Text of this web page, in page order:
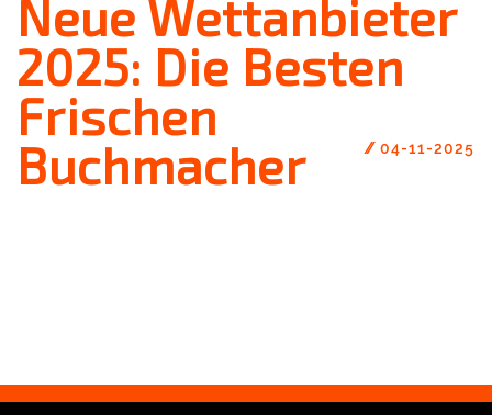
Neue Wettanbieter
2025: Die Besten
Frischen
Buchmacher
// 04-11-2025